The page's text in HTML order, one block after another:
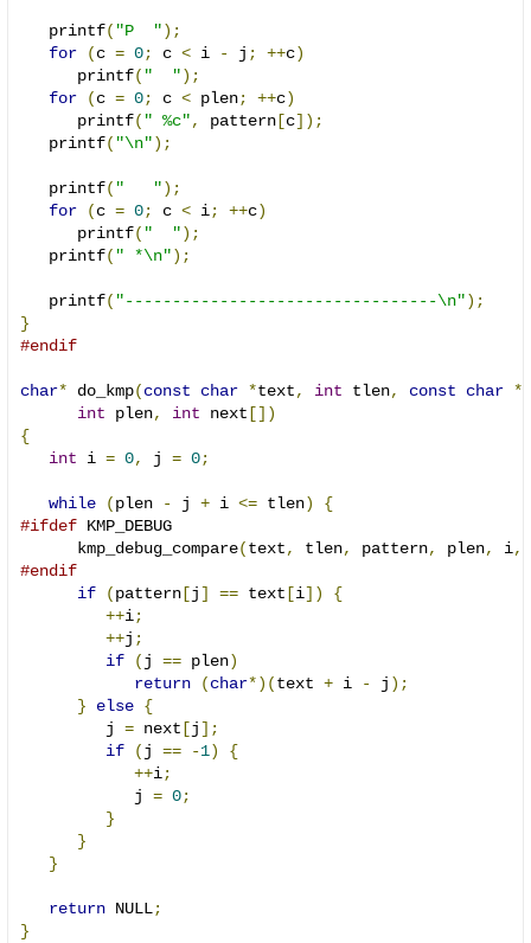
   printf
( "P  ");
for
(c = 0; c < i - j ; ++c)
      printf
( "  ");
for
(c = 0; c < plen; ++c)
      printf
( " %c", pattern [c]);
   printf
( "\n");
   printf
( "   ");
for
(c = 0; c < i; ++c)
      printf
( "  ");
   printf
( " *\n");
   printf
( "---------------------------------\n");
}
#endif
char* do_kmp(const char *text, int tlen, const char *
int plen, int next [])
{
int i = 0, j = 0;
while (plen - j + i <= tlen)
{
#ifdef KMP_DEBUG
      kmp_debug_compare
(text, tlen, pattern, plen, i,
#endif
if
(pattern [j] == text [i])
{
++i;
++j ;
if
(j == plen)
return
(char*)(text + i - j );
}
else {
         j
= next [j];
if
(j == -1)
{
++i;
            j
= 0;
}
}
}
return NULL;
}